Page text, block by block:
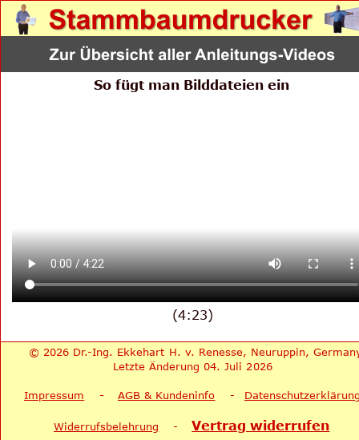
© 2026 Dr.-Ing. Ekkehart H. v. Renesse, Neuruppin,
Letzte Änderung 04. Juli 2026
Impressum
    -
AGB & Kundeninfo
    -
Widerrufsbelehrung
    -
Vertrag widerrufen
So fügt man Bilddateien ein
(4:23)